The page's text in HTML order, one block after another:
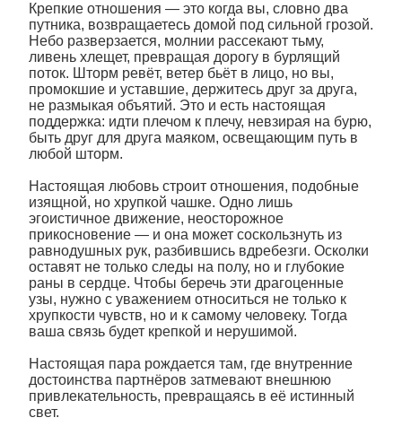
Крепкие отношения — это когда вы, словно два
путника, возвращаетесь домой под сильной грозой.
Небо разверзается, молнии рассекают тьму,
ливень хлещет, превращая дорогу в бурлящий
поток. Шторм ревёт, ветер бьёт в лицо, но вы,
промокшие и уставшие, держитесь друг за друга,
не размыкая объятий. Это и есть настоящая
поддержка: идти плечом к плечу, невзирая на бурю,
быть друг для друга маяком, освещающим путь в
любой шторм.
Настоящая любовь строит отношения, подобные
изящной, но хрупкой чашке. Одно лишь
эгоистичное движение, неосторожное
прикосновение — и она может соскользнуть из
равнодушных рук, разбившись вдребезги. Осколки
оставят не только следы на полу, но и глубокие
раны в сердце. Чтобы беречь эти драгоценные
узы, нужно с уважением относиться не только к
хрупкости чувств, но и к самому человеку. Тогда
ваша связь будет крепкой и нерушимой.
Настоящая пара рождается там, где внутренние
достоинства партнёров затмевают внешнюю
привлекательность, превращаясь в её истинный
свет.